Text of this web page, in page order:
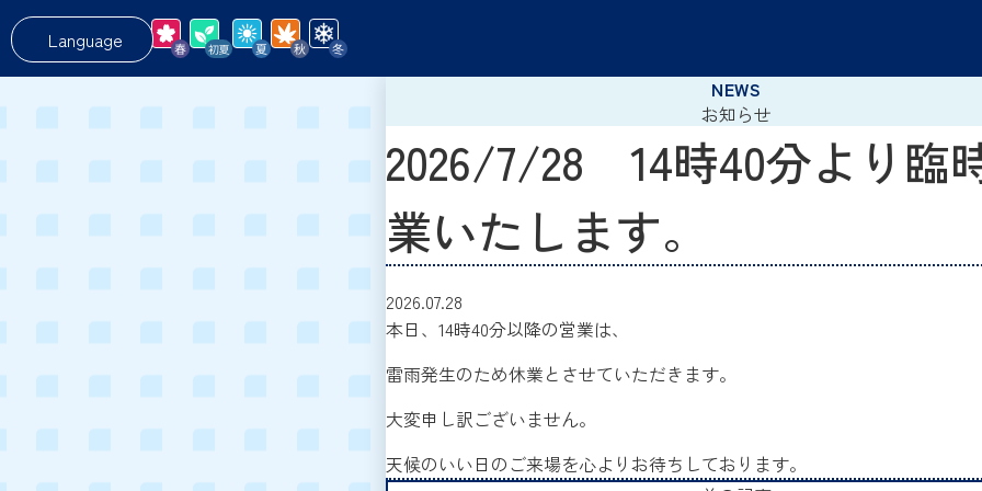
Language
お知らせ
2026/7/28 14時40分より臨
業いたします。
2026.07.28
本日、14時40分以降の営業は、
雷雨発生のため休業とさせていただきます。
大変申し訳ございません。
天候のいい日のご来場を心よりお待ちしております。